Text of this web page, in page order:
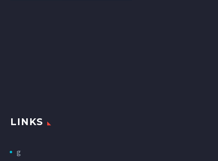
LINKS
g